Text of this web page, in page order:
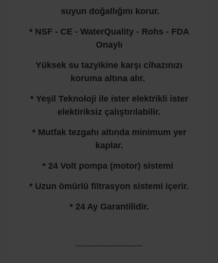
suyun doğallığını korur.
* NSF - CE - WaterQuality - Rohs - FDA
Onaylı
Yüksek su tazyikine karşı cihazınızı
koruma altına alır.
* Yeşil Teknoloji ile ister elektrikli ister
elektiriksiz çalıştırılabilir.
* Mutfak tezgahı altında minimum yer
kaplar.
* 24 Volt pompa (motor) sistemi
* Uzun ömürlü filtrasyon sistemi içerir.
* 24 Ay Garantilidir.
-----------------------